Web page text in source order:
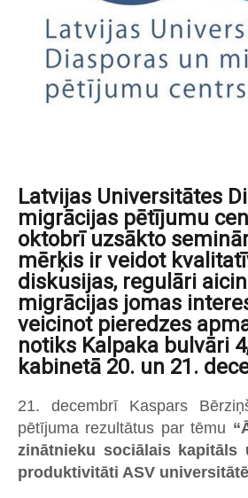
Latvijas Universitātes
migrācijas pētījumu
oktobrī uzsākto
mērķis ir veidot
diskusijas, regulāri
migrācijas jomas
veicinot pieredzes
notiks Kalpaka bulvāri
kabinetā 20. un 21.
21. decembrī Kaspars
pētījuma rezultātus par tēmu
zinātnieku sociālais kapitāls
produktivitāti ASV